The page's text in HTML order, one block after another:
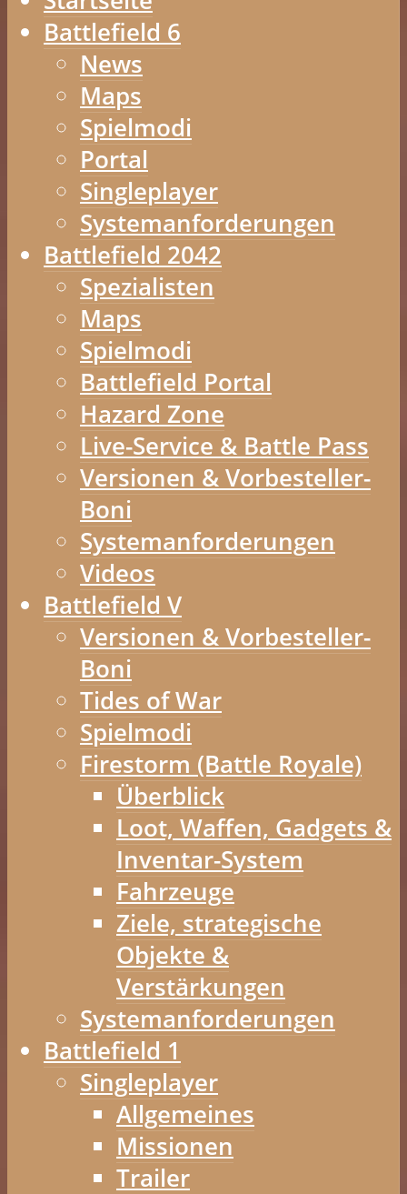
Battlefield 6
News
Maps
Spielmodi
Portal
Singleplayer
Systemanforderungen
Battlefield 2042
Spezialisten
Maps
Spielmodi
Battlefield Portal
Hazard Zone
Live-Service & Battle Pass
Versionen & Vorbesteller-
Boni
Systemanforderungen
Videos
Battlefield V
Versionen & Vorbesteller-
Boni
Tides of War
Spielmodi
Firestorm (Battle Royale)
Überblick
Loot, Waffen, Gadgets &
Inventar-System
Fahrzeuge
Ziele, strategische
Objekte &
Verstärkungen
Systemanforderungen
Battlefield 1
Singleplayer
Allgemeines
Missionen
Trailer